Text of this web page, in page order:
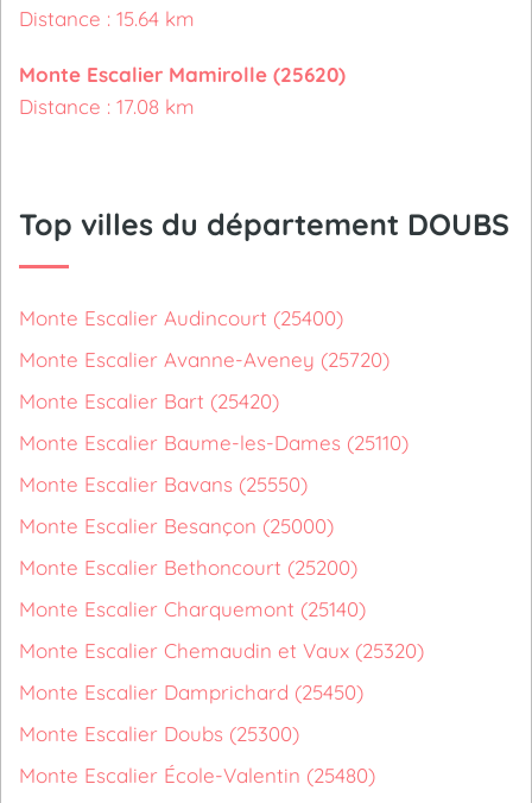
Distance : 15.64 km
Monte Escalier Mamirolle (25620)
Distance : 17.08 km
Top villes du département DOUBS
Monte Escalier Audincourt (25400)
Monte Escalier Avanne-Aveney (25720)
Monte Escalier Bart (25420)
Monte Escalier Baume-les-Dames (25110)
Monte Escalier Bavans (25550)
Monte Escalier Besançon (25000)
Monte Escalier Bethoncourt (25200)
Monte Escalier Charquemont (25140)
Monte Escalier Chemaudin et Vaux (25320)
Monte Escalier Damprichard (25450)
Monte Escalier Doubs (25300)
Monte Escalier École-Valentin (25480)